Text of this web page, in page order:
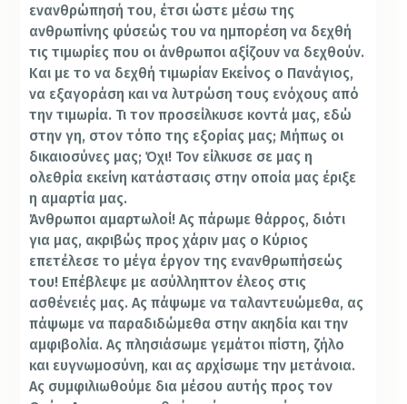
ενανθρώπησή του, έτσι ώστε μέσω της
ανθρωπίνης φύσεώς του να ημπορέση να δεχθή
τις τιμωρίες που οι άνθρωποι αξίζουν να δεχθούν.
Και με το να δεχθή τιμωρίαν Εκείνος ο Πανάγιος,
να εξαγοράση και να λυτρώση τους ενόχους από
την τιμωρία. Τι τον προσείλκυσε κοντά μας, εδώ
στην γη, στον τόπο της εξορίας μας; Μήπως οι
δικαιοσύνες μας; Όχι! Τον είλκυσε σε μας η
ολεθρία εκείνη κατάστασις στην οποία μας έριξε
η αμαρτία μας.
Άνθρωποι αμαρτωλοί! Ας πάρωμε θάρρος, διότι
για μας, ακριβώς προς χάριν μας ο Κύριος
επετέλεσε το μέγα έργον της ενανθρωπήσεώς
του! Επέβλεψε με ασύλληπτον έλεος στις
ασθένειές μας. Ας πάψωμε να ταλαντευώμεθα, ας
πάψωμε να παραδιδώμεθα στην ακηδία και την
αμφιβολία. Ας πλησιάσωμε γεμάτοι πίστη, ζήλο
και ευγνωμοσύνη, και ας αρχίσωμε την μετάνοια.
Ας συμφιλιωθούμε δια μέσου αυτής προς τον